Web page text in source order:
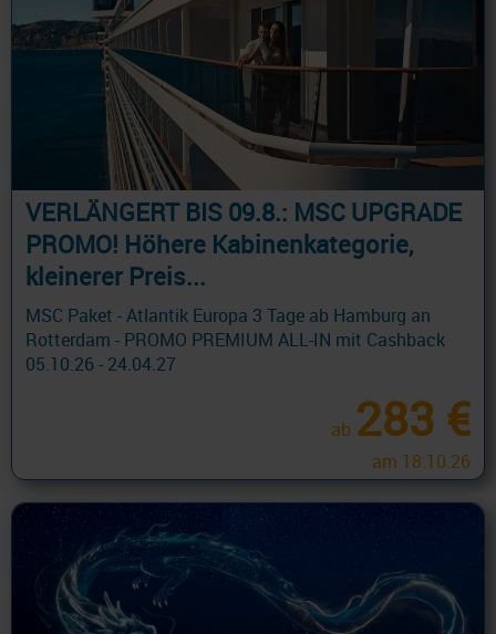
VERLÄNGERT BIS 09.8.: MSC UPGRADE
PROMO! Höhere Kabinenkategorie,
kleinerer Preis...
MSC Paket - Atlantik Europa 3 Tage ab Hamburg an
Rotterdam - PROMO PREMIUM ALL-IN mit Cashback
05.10.26 - 24.04.27
ab 283 €
am 18.10.26